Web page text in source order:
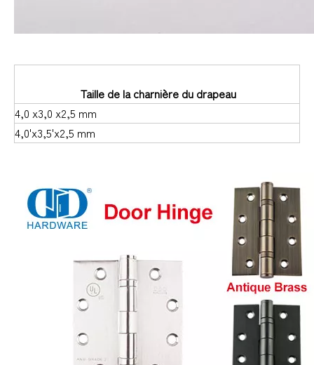
Taille de la charnière du drapeau
4,0 x3,0 x2,5 mm
4,0'x3,5'x2,5 mm